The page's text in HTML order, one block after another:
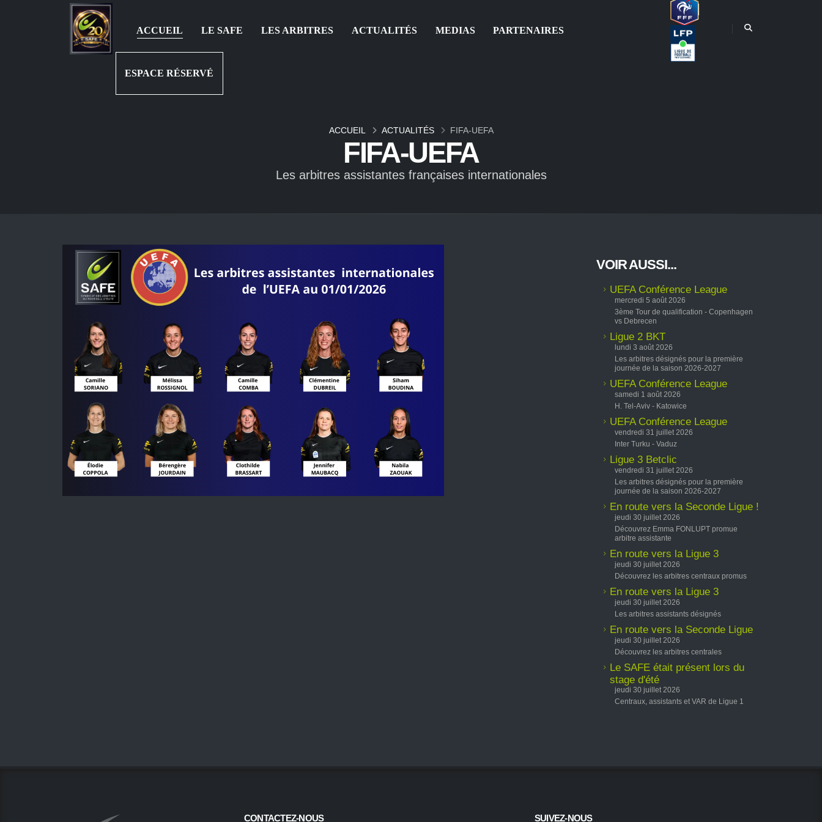
ACCUEIL LE SAFE LES ARBITRES ACTUALITÉS MEDIAS PARTENAIRES
ESPACE RÉSERVÉ
FIFA-UEFA
Les arbitres assistantes françaises internationales
ACCUEIL ACTUALITÉS FIFA-UEFA
VOIR AUSSI...
UEFA Conférence League
mercredi 5 août 2026
3ème Tour de qualification - Copenhagen
vs Debrecen
Ligue 2 BKT
lundi 3 août 2026
Les arbitres désignés pour la première
journée de la saison 2026-2027
UEFA Conférence League
samedi 1 août 2026
H. Tel-Aviv - Katowice
UEFA Conférence League
vendredi 31 juillet 2026
Inter Turku - Vaduz
Ligue 3 Betclic
vendredi 31 juillet 2026
Les arbitres désignés pour la première
journée de la saison 2026-2027
En route vers la Seconde Ligue !
jeudi 30 juillet 2026
Découvrez Emma FONLUPT promue
arbitre assistante
En route vers la Ligue 3
jeudi 30 juillet 2026
Découvrez les arbitres centraux promus
En route vers la Ligue 3
jeudi 30 juillet 2026
Les arbitres assistants désignés
En route vers la Seconde Ligue
jeudi 30 juillet 2026
Découvrez les arbitres centrales
Le SAFE était présent lors du
stage d'été
jeudi 30 juillet 2026
Centraux, assistants et VAR de Ligue 1
CONTACTEZ-NOUS SUIVEZ-NOUS